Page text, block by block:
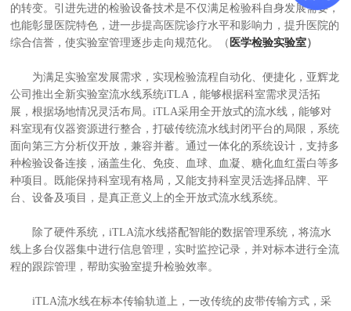
的转变。引进先进的检验设备技术是不仅满足检验科自身发展需要，
也能彰显医院特色，进一步提高医院诊疗水平和影响力，提升医院的
综合信誉，使实验室管理逐步走向规范化。（ 医学检验实验室）
为满足实验室发展需求，实现检验流程自动化、便捷化，亚辉龙
公司推出全新实验室流水线系统iTLA，能够根据科室需求灵活拓
展，根据场地情况灵活布局。iTLA采用全开放式的流水线，能够对
科室现有仪器资源进行整合，打破传统流水线封闭平台的局限，系统
面向第三方分析仪开放，兼容并蓄。通过一体化的系统设计，支持多
种检验设备连接，涵盖生化、免疫、血球、血凝、糖化血红蛋白等多
种项目。既能保持科室现有格局，又能支持科室灵活选择品牌、平
台、设备及项目，是真正意义上的全开放式流水线系统。
除了硬件系统，iTLA流水线搭配智能的数据管理系统，将流水
线上多台仪器集中进行信息管理，实时监控记录，并对标本进行全流
程的跟踪管理，帮助实验室提升检验效率。
iTLA流水线在标本传输轨道上，一改传统的皮带传输方式，采